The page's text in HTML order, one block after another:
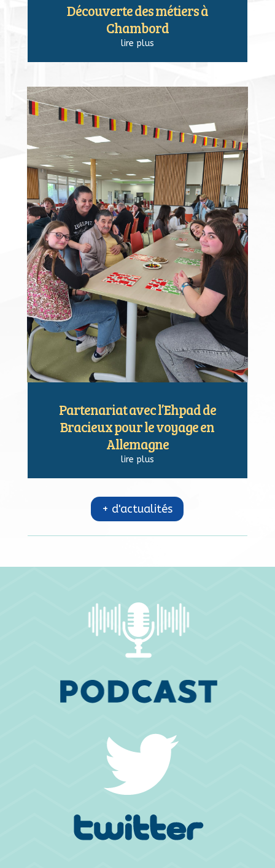
Découverte des métiers à
Chambord
lire plus
Partenariat avec l’Ehpad de
Bracieux pour le voyage en
Allemagne
lire plus
+ d'actualités